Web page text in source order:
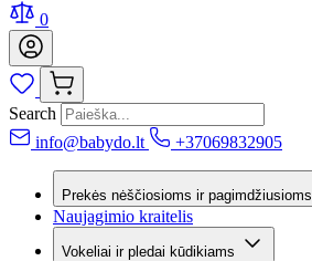
0
Search
info@babydo.lt
+37069832905
Prekės nėščiosioms ir pagimdžiusioms
Naujagimio kraitelis
Vokeliai ir pledai kūdikiams